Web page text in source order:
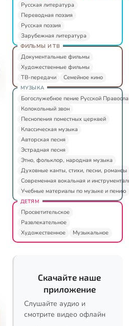
Русская литература
Переводная поэзия
Русская поэзия
Зарубежная литература
ФИЛЬМЫ И ТВ
Документальные фильмы
Художественные фильмы
ТВ-передачи
Семейное кино
МУЗЫКА
Богослужебное пение Русской
Колокольный звон
Песнопения поместных церквей
Классическая музыка
Авторская песня
Эстрадная песня
Этно, фольклор, народная музыка
Духовные канты, стихи, песни, романсы
Современная вокальная и
Учебные материалы по музыке и пению
ДЕТЯМ
Просветительское
Развлекательное
Художественное
Музыкальное
Скачайте наше
приложение
Слушайте аудио и
смотрите видео офлайн